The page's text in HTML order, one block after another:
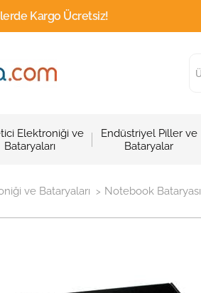
Kargo Ücretsiz!
Elektroniği ve
Bataryaları
Endüstriyel Piller ve
Bataryalar
ve Bataryaları > Notebook Bataryası